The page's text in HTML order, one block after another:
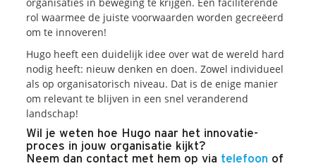
rol waarmee de juiste voorwaarden worden gecreëerd
om te innoveren!
Hugo heeft een duidelijk idee over wat de wereld hard
nodig heeft: nieuw denken en doen. Zowel individueel
als op organisatorisch niveau. Dat is de enige manier
om relevant te blijven in een snel veranderend
landschap!
Wil je weten hoe Hugo naar het innovatie-
proces in jouw organisatie kijkt?
Neem dan contact met hem op via telefoon of